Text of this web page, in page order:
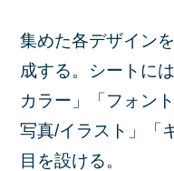
集めた各デザイン
成する。シートに
カラー」「フォン
写真/イラスト」「
目を設ける。